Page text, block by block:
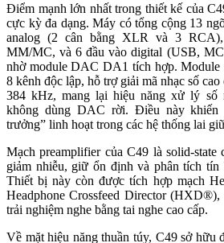
Điểm mạnh lớn nhất trong thiết kế của
cực kỳ đa dạng. Máy có tổng cộng 13
analog (2 cân bằng XLR và 3
MM/MC, và 6 đầu vào digital (USB,
nhờ module DAC DA1 tích hợp.
8 kênh độc lập, hỗ trợ giải mã nhạc số
384 kHz, mang lại hiệu năng xử lý số
không dùng DAC rời. Điều này khiến
trưởng” linh hoạt trong các hệ thống lai
Mạch preamplifier của C49 là solid-state
giảm nhiễu, giữ ổn định và phân tích tín
Thiết bị này còn được tích hợp mạch
Headphone Crossfeed Director
trải nghiệm nghe bằng tai nghe cao cấp.
Về mặt hiệu năng thuần túy, C49 sở hữu